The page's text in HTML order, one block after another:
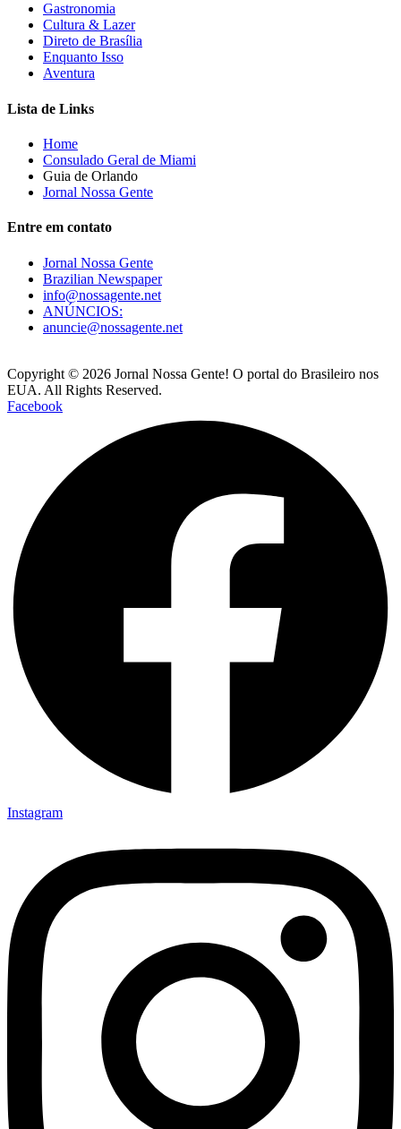
Gastronomia
Cultura & Lazer
Direto de Brasília
Enquanto Isso
Aventura
Lista de Links
Home
Consulado Geral de Miami
Guia de Orlando
Jornal Nossa Gente
Entre em contato
Jornal Nossa Gente
Brazilian Newspaper
info@nossagente.net
ANÚNCIOS:
anuncie@nossagente.net
Copyright © 2026 Jornal Nossa Gente! O portal do Brasileiro nos
EUA. All Rights Reserved.
Facebook
Instagram